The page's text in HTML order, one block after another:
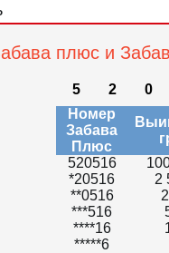
плюс и
5 2 0
Номер
Забава
Плюс
520516
*20516
2
**0516
***516
****16
*****6